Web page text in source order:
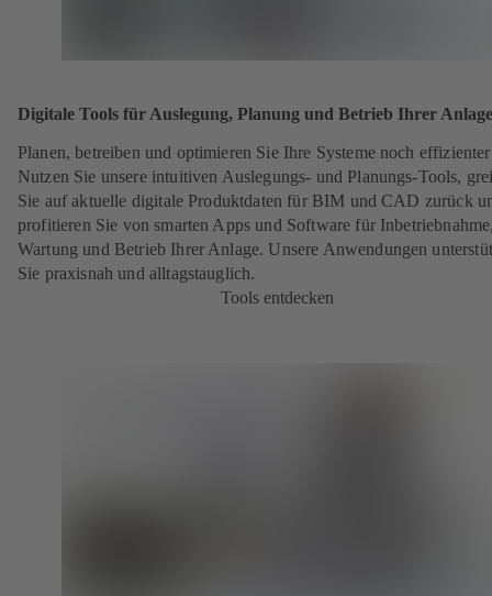
Digitale Tools für Auslegung, Planung und Betrieb Ihrer Anlage
Planen, betreiben und optimieren Sie Ihre Systeme noch
Nutzen Sie unsere intuitiven Auslegungs- und Planungs-Tools,
Sie auf aktuelle digitale Produktdaten für BIM und CAD zurück
profitieren Sie von smarten Apps und Software für
Wartung und Betrieb Ihrer Anlage. Unsere Anwendungen
Sie praxisnah und alltagstauglich.
Tools entdecken